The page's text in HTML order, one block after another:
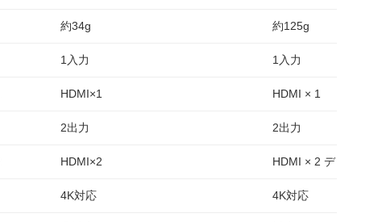
約34g
1入力
HDMI×1
2出力
HDMI×2
4K対応
約125g
1入力
HDMI × 1
2出力
HDMI × 2 ディスプ
4K対応